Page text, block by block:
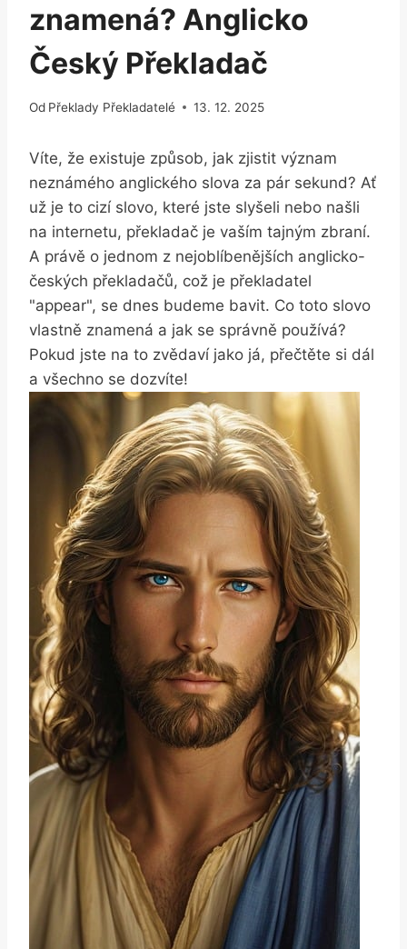
znamená? Anglicko
Český Překladač
Od Překlady Překladatelé 13. 12. 2025
Víte, že existuje způsob, jak zjistit⁤ význam
neznámého anglického slova​ za pár sekund? Ať
už je to cizí slovo, které jste slyšeli nebo našli
na internetu, překladač je vaším tajným‍ zbraní.
A právě o jednom z nejoblíbenějších anglicko-
českých překladačů,⁢ což je překladatel
"appear", ⁣se dnes budeme bavit. Co toto slovo
vlastně znamená​ a jak se správně používá?
Pokud jste na ⁤to zvědaví jako já, přečtěte si dál
a všechno se dozvíte!